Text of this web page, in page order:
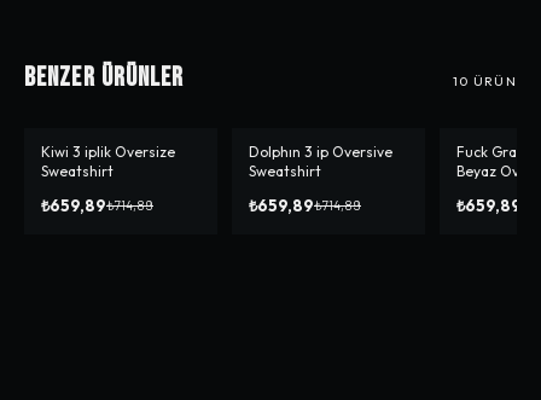
Benzer Ürünler 10 ÜRÜN
-%8
Kiwi 3 iplik Oversize
Sweatshirt
₺659,89₺714,89
-% 8
Dolphın 3 ip Oversive
Sweatshirt
₺659,89₺714,89
-%8
Fuck
Beyaz
₺659,89